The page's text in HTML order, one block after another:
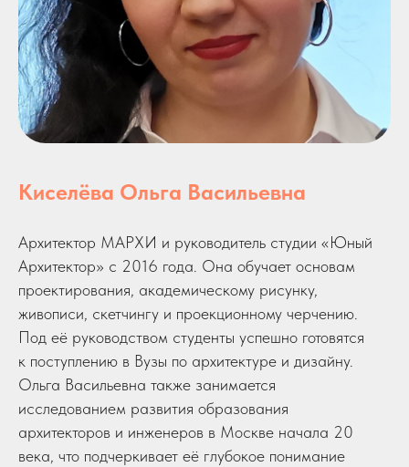
Киселёва Ольга Васильевна
Архитектор МАРХИ и руководитель студии «Юный
Архитектор» с 2016 года. Она обучает основам
проектирования, академическому рисунку,
живописи, скетчингу и проекционному черчению.
Под её руководством студенты успешно готовятся
к поступлению в Вузы по архитектуре и дизайну.
Ольга Васильевна также занимается
исследованием развития образования
архитекторов и инженеров в Москве начала 20
века, что подчеркивает её глубокое понимание